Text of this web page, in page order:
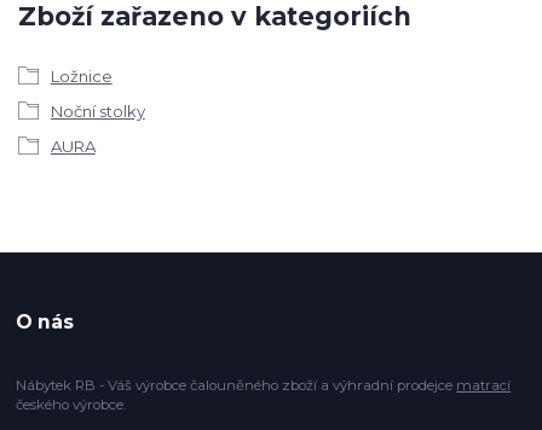
Zboží zařazeno v kategoriích
Ložnice
Noční stolky
AURA
O nás
Nábytek RB - Váš výrobce čalouněného zboží a výhradní prodejce matrací
českého výrobce.